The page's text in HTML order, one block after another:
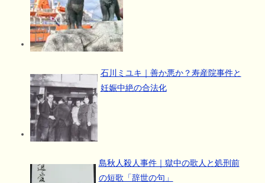
石川ミユキ｜善か悪か？寿産院事件と
妊娠中絶の合法化
島秋人殺人事件｜獄中の歌人と処刑前
の短歌「辞世の句」